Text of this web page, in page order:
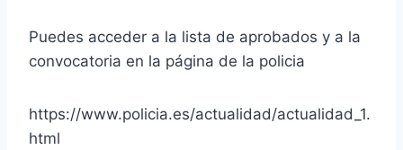
Puedes acceder a la lista de aprobados y a la
convocatoria en la página de la policia
https://www.policia.es/actualidad/actualidad_1.
html